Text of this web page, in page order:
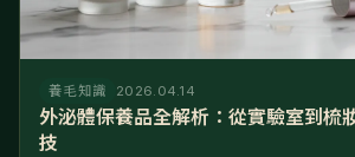
養毛知識 2026.04.14
外泌體保養品全解析：從實驗室到梳
技